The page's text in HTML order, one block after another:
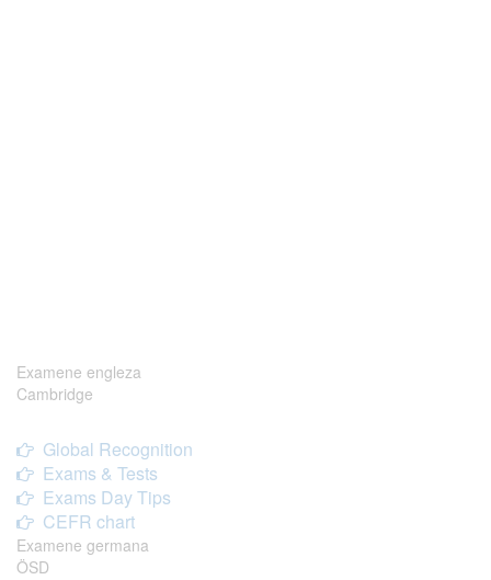
Examene engleza
Cambridge
Global Recognition
Exams & Tests
Exams Day Tips
CEFR chart
Examene germana
ÖSD